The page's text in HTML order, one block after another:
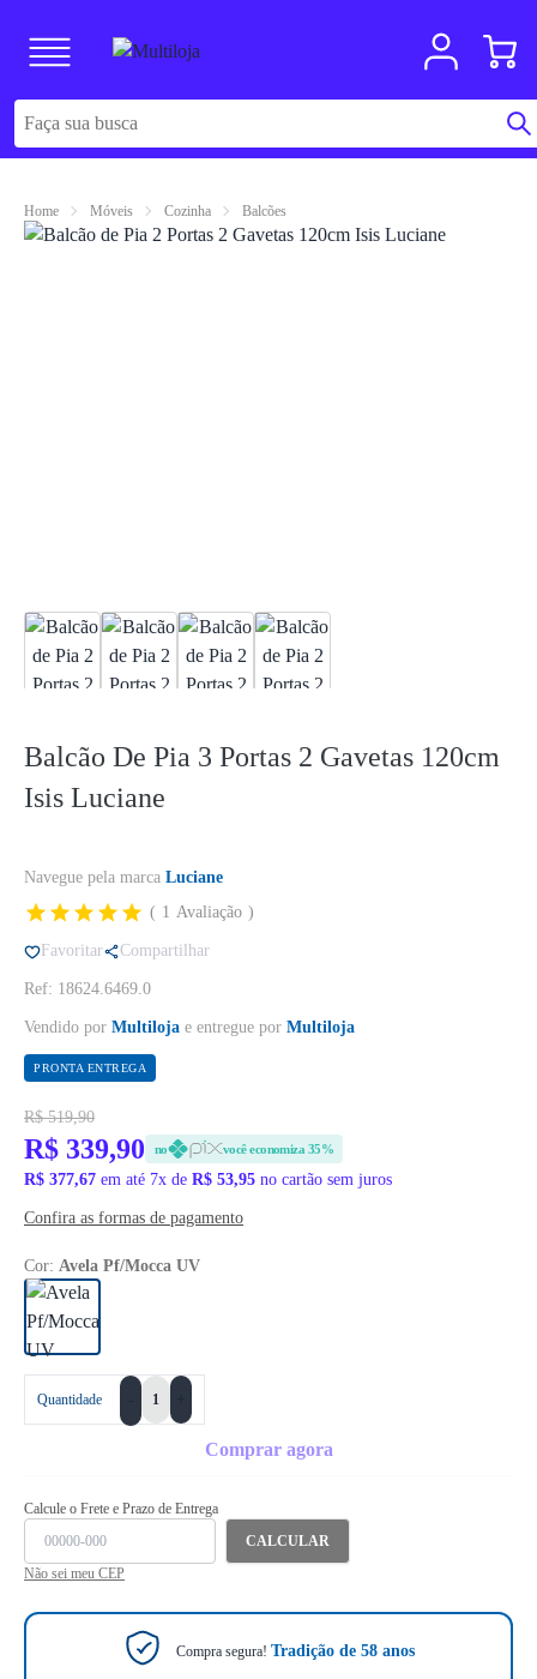
Home Móveis Cozinha Balcões
Balcão De Pia 3 Portas 2 Gavetas 120cm
Isis Luciane
Navegue pela marca Luciane
1 Avaliação
Favoritar Compartilhar
Ref: 18624.6469.0
Vendido por Multiloja e entregue por Multiloja
PRONTA ENTREGA
R$ 519,90
R$ 339,90 no você economiza 35%
R$ 377,67 em até 7x de R$ 53,95 no cartão sem juros
Confira as formas de pagamento
Cor: Avela Pf/Mocca UV
Quantidade
Comprar agora
Calcule o Frete e Prazo de Entrega
CALCULAR
Não sei meu CEP
Compra segura! Tradição de 58 anos